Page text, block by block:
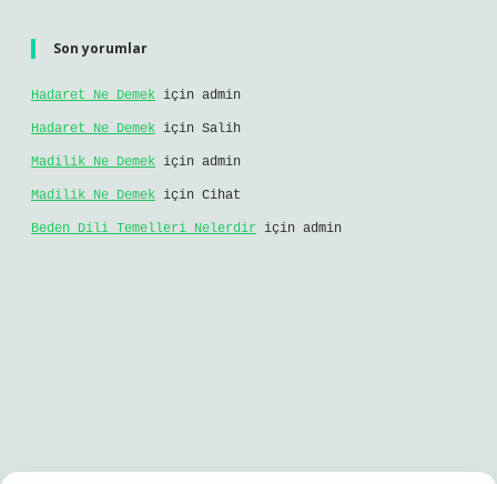
Son yorumlar
Hadaret Ne Demek için admin
Hadaret Ne Demek için Salih
Madilik Ne Demek için admin
Madilik Ne Demek için Cihat
Beden Dili Temelleri Nelerdir için admin